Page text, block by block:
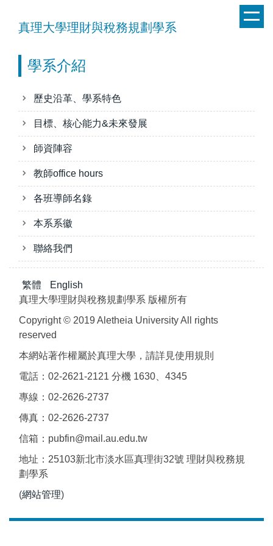
真理大學理財與稅務規劃學系
學系介紹
歷史沿革、學系特色
目標、核心能力&未來發展
師資陣容
教師office hours
各班導師名錄
本系系徽
聯絡我們
繁體
English
真理大學理財與稅務規劃學系 版權所有
Copyright © 2019 Aletheia University All rights
reserved
本網站著作權屬於真理大學，請詳見使用規則
電話：02-2621-2121 分機 1630、4345
專線：02-2626-2737
傳真：02-2626-2737
信箱：pubfin@mail.au.edu.tw
地址：25103新北市淡水區真理街32號 理財與稅務規
劃學系
(網站管理)